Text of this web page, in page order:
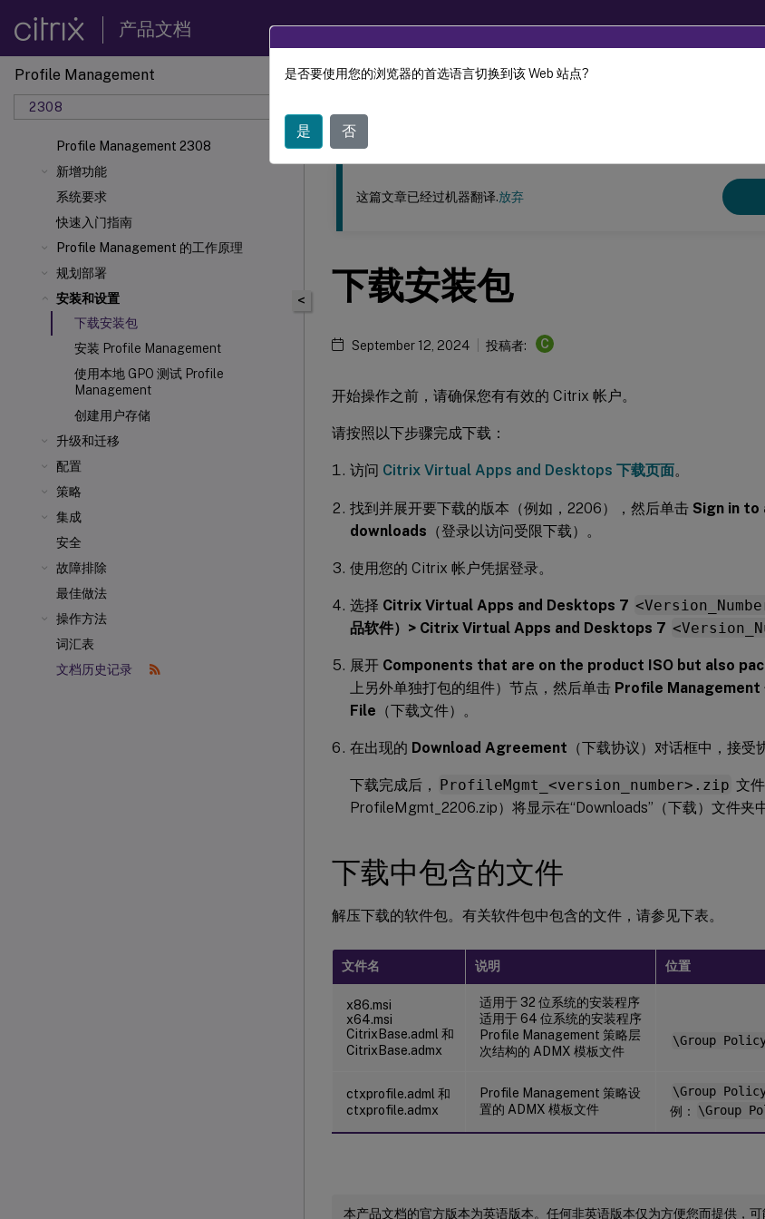
产品文档
Profile Management
2308
Profile Management 2308
新增功能
系统要求
快速入门指南
Profile Management 的工作原理
规划部署
安装和设置
下载安装包
安装 Profile Management
使用本地 GPO 测试 Profile
Management
创建用户存储
升级和迁移
配置
策略
集成
安全
故障排除
最佳做法
操作方法
词汇表
文档历史记录
此内容已经过机器动态翻译。
<
这篇文章已经过机器翻译.放弃
下载安装包
September 12, 2024 投稿者: C
开始操作之前，请确保您有有效的 Citrix 帐户。
请按照以下步骤完成下载：
访问 Citrix Virtual Apps and Desktops 下载页面。
找到并展开要下载的版本（例如，2206），然后单击 Sign in
downloads （登录以访问受限下载）。
使用您的 Citrix 帐户凭据登录。
选择 Citrix Virtual Apps and Desktops 7
品软件）> Citrix Virtual Apps and Desktops 7
展开 Components that are on the product ISO but also
上另外单独打包的组件）节点，然后单击 Profile Management
File （下载文件）。
在出现的 Download Agreement （下载协议）对话框中，接受
下载完成后， ProfileMgmt_<version_number>.zip 文
ProfileMgmt_2206.zip）将显示在“Downloads”（下载）文件夹中
下载中包含的文件
解压下载的软件包。有关软件包中包含的文件，请参见下表。
文件名 说明 位置
x86.msi
x64.msi
CitrixBase.adml 和
CitrixBase.admx
适用于 32 位系统的安装程序
适用于 64 位系统的安装程序
Profile Management 策略层
次结构的 ADMX 模板文件
\Group
ctxprofile.adml 和
ctxprofile.admx
Profile Management 策略设
置的 ADMX 模板文件
\Group
例：
\Group
本产品文档的官方版本为英语版本。任何非英语版本仅为方便您而提供，
是否要使用您的浏览器的首选语言切换到该 Web 站点?
是 否